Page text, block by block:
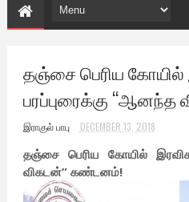
தஞ்சை பெரிய கோயில்
பரப்புரைக்கு
இராகுல் பாபு DECEMBER 13, 2018
தஞ்சை பெரிய கோயில்
விகடன்” கண்டனம்!